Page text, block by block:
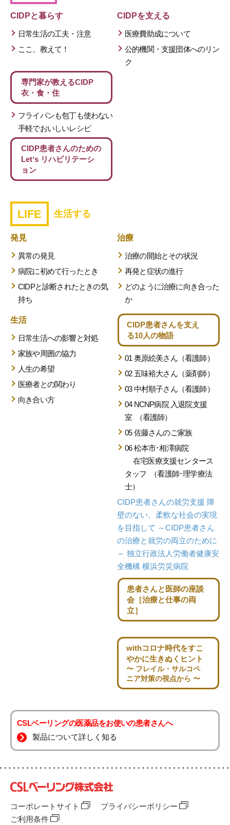
CIDPと暮らす
日常生活の工夫・注意
ここ、教えて！
CIDPを支える
医療費助成について
公的機関・支援団体へのリン
ク
専門家が教えるCIDP
衣・食・住
フライパンも包丁も使わない
手軽でおいしいレシピ
CIDP患者さんのための
Letʼs リハビリテーシ
ョン
LIFE 生活する
発見
異常の発見
病院に初めて行ったとき
CIDPと診断されたときの気
持ち
治療
治療の開始とその状況
再発と症状の進行
どのように治療に向き合った
か
生活
日常生活への影響と対処
家族や周囲の協力
人生の希望
医療者との関わり
向き合い方
CIDP患者さんを支え
る10人の物語
01 奥原絵美さん（看護師）
02 五味裕大さん（薬剤師）
03 中村順子さん（看護師）
04 NCNP病院 入退院支援
室 （看護師）
05 佐藤さんのご家族
06 松本市･相澤病院
在宅医療支援センタース
タッフ
（看護師･理学療法
士）
CIDP患者さんの就労支援 障
壁のない、柔軟な社会の実現
を目指して ～CIDP患者さん
の治療と就労の両立のために
～ 独立行政法人労働者健康安
全機構 横浜労災病院
患者さんと医師の座談
会［治療と仕事の両
立］
withコロナ時代をすこ
やかに生きぬくヒント
〜 フレイル・サルコペ
ニア対策の視点から 〜
CSLベーリングの医薬品をお使いの患者さんへ
製品について詳しく知る
コーポレートサイト
プライバシーポリシー
ご利用条件